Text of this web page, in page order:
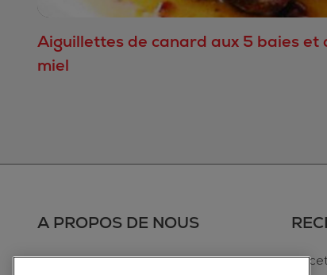
Aiguillettes de canard aux 5 baies et
miel
A PROPOS DE NOUS
Où Acheter